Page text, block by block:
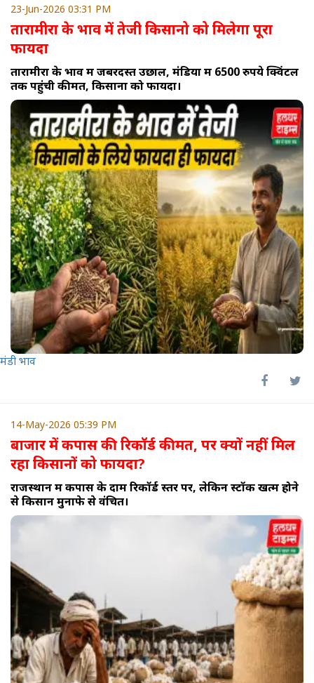
23-Jun-2026 03:31 PM
तारामीरा के भाव में तेजी किसानो को मिलेगा पूरा
फायदा
तारामीरा के भाव में जबरदस्त उछाल, मंडियों में 6500 रुपये क्विंटल
तक पहुंची कीमत, किसानों को फायदा।
मंडी भाव
14-May-2026 05:39 PM
बाजार में कपास की रिकॉर्ड कीमत, पर क्यों नहीं मिल
रहा किसानों को फायदा?
राजस्थान में कपास के दाम रिकॉर्ड स्तर पर, लेकिन स्टॉक खत्म होने
से किसान मुनाफे से वंचित।